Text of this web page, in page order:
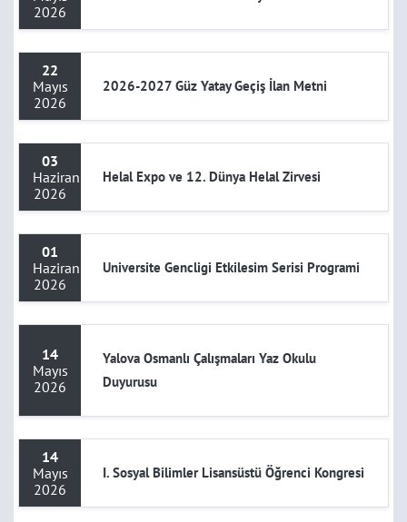
2026
22
Mayıs
2026
2026-2027 Güz Yatay Geçiş İlan Metni
03
Haziran
2026
Helal Expo ve 12. Dünya Helal Zirvesi
01
Haziran
2026
Universite Gencligi Etkilesim Serisi Programi
14
Mayıs
2026
Yalova Osmanlı Çalışmaları Yaz Okulu
Duyurusu
14
Mayıs
2026
I. Sosyal Bilimler Lisansüstü Öğrenci Kongresi